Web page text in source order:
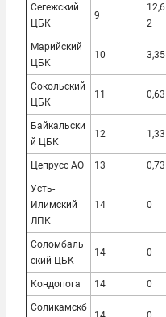
Сегежский
ЦБК
9
12,6
2
Марийский
ЦБК
10 3,35
Сокольский
ЦБК
11 0,63
Байкальски
й ЦБК
12 1,33
Цепрусс АО 13 0,73
Усть-
Илимский
ЛПК
14 0
Соломбаль
ский ЦБК
14 0
Кондопога 14 0
Соликамскб